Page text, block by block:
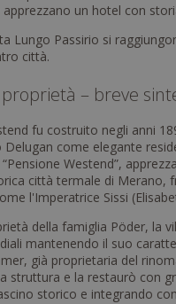
apprezzano un hotel con
Lungo Passirio si
città.
– breve
fu costruito negli anni
come elegante
Westend”,
città termale di Merano,
l'Imperatrice Sissi
della famiglia Pöder, la
mantenendo il suo
già proprietaria del
struttura e la restaurò con
storico e integrando